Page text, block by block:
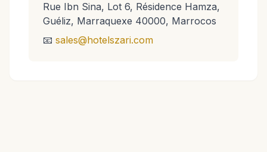
Rue Ibn Sina, Lot 6, Résidence Hamza,
Guéliz, Marraquexe 40000, Marrocos
📧 sales@hotelszari.com